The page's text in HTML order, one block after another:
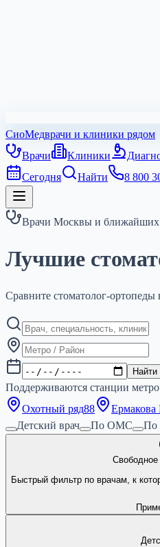
СиоМедврачи и клиники рядом
Врачи
Клиники
Сегодня
Найти 8 800
Врачи Москвы и ближайших
Лучшие
Сравните стоматолог-
Найти
Поддерживаются станции
Охотный ряд88 Ермакова
Детский врач
По ОМС
Свободное
Быстрый фильтр по врачам, к